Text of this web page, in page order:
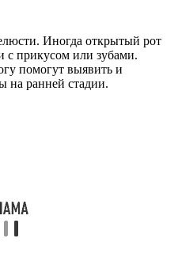
Иногда открытый рот
с прикусом или зубами.
помогут выявить и
на ранней стадии.